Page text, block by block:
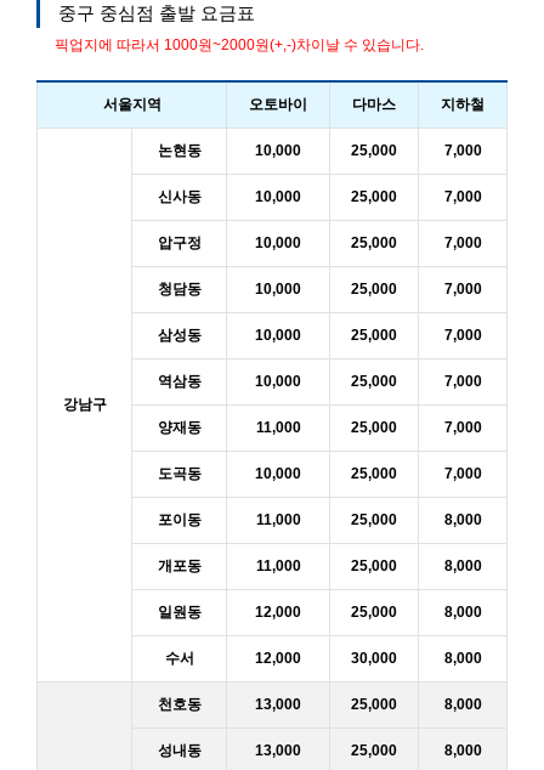
중구 중심점 출발 요금표
픽업지에 따라서 1000원~2000원(+,-)차이날 수 있습니다.
서울지역 오토바이 다마스 지하철
강남구
논현동 10,000 25,000 7,000
신사동 10,000 25,000 7,000
압구정 10,000 25,000 7,000
청담동 10,000 25,000 7,000
삼성동 10,000 25,000 7,000
역삼동 10,000 25,000 7,000
양재동 11,000 25,000 7,000
도곡동 10,000 25,000 7,000
포이동 11,000 25,000 8,000
개포동 11,000 25,000 8,000
일원동 12,000 25,000 8,000
수서 12,000 30,000 8,000
천호동 13,000 25,000 8,000
성내동 13,000 25,000 8,000